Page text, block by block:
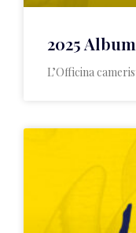
2025
L’Officina